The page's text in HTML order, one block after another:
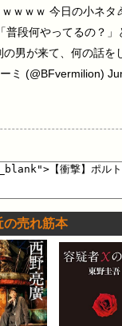
ｗｗｗ 今日の小ネ
段何やってるの？
男が来て、何の話を
ミ (@BFvermilion)
売れ筋本